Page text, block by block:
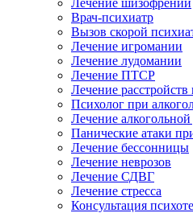
Лечение шизофрении
Врач-психиатр
Вызов скорой
Лечение игромании
Лечение лудомании
Лечение ПТСР
Лечение
Психолог при
Лечение алкогольной
Панические атаки
Лечение бессонницы
Лечение неврозов
Лечение СДВГ
Лечение стресса
Консультация